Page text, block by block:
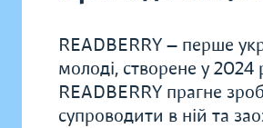
READBERRY — перше
молоді, створене у 2024
READBERRY прагне
супроводити в ній та